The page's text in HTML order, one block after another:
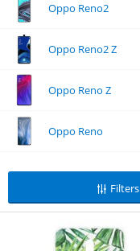
Oppo Reno2
Oppo Reno2 Z
Oppo Reno Z
Oppo Reno
Filters